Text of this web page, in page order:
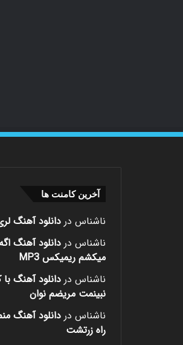
آخرین کامنت ها
ناشناس در دانلود آهنگ
ناشناس در دانلود آهنگ
میکشم ریمیکس MP3
ناشناس در دانلود آهنگ
نبینمت مریضم نوان
ناشناس در دانلود آهنگ
راه زرتشت